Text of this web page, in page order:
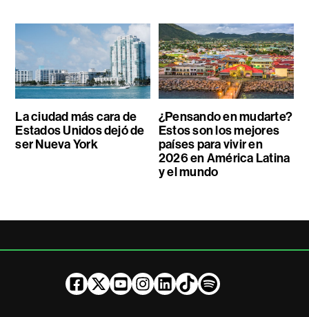
La ciudad más cara de
Estados Unidos dejó de
ser Nueva York
¿Pensando en mudarte?
Estos son los mejores
países para vivir en
2026 en América Latina
y el mundo